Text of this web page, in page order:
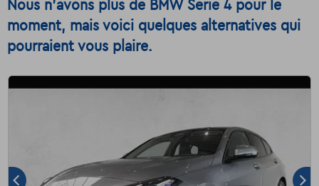
Nous n'avons plus de BMW Serie 4 pour le
moment, mais voici quelques alternatives qui
pourraient vous plaire.